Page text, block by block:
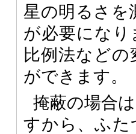
星の明るさを
が必要になり
比例法など
ができます。
掩蔽の場合
すから、ふた